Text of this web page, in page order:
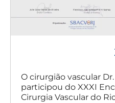
O cirurgião vascular
participou do XXXI
Cirurgia Vascular do